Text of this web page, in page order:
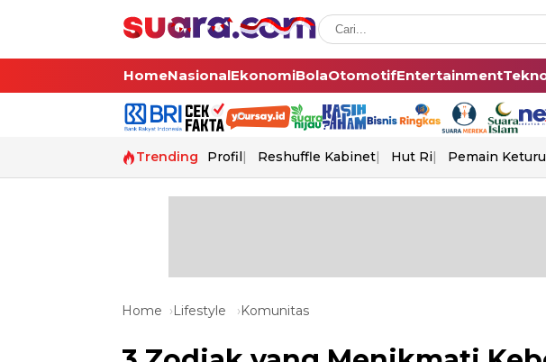
HomeNasionalEkonomiBolaOtomotifEntertainment
Trending Profil Reshuffle Kabinet Hut Ri Pemain
Home Lifestyle Komunitas